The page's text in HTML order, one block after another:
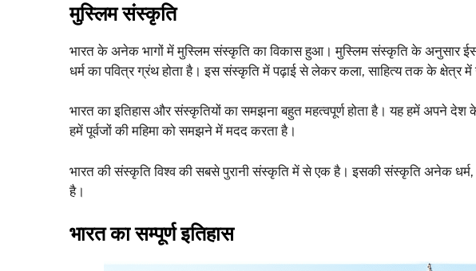
मुस्लिम संस्कृति
भारत के अनेक भागों में मुस्लिम संस्कृति का विकास हुआ। मुस्लिम संस्कृति के अनुसार
धर्म का पवित्र ग्रंथ होता है। इस संस्कृति में पढ़ाई से लेकर कला, साहित्य तक के क्षेत्र में
भारत का इतिहास और संस्कृतियों का समझना बहुत महत्वपूर्ण होता है। यह हमें अपने
हमें पूर्वजों की महिमा को समझने में मदद करता है।
भारत की संस्कृति विश्व की सबसे पुरानी संस्कृति में से एक है। इसकी संस्कृति अनेक धर्म,
है।
भारत का सम्‍पूर्ण इतिहास